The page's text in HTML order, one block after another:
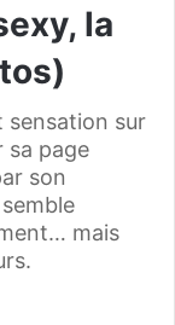
la
sensation sur
sa page
son
mais